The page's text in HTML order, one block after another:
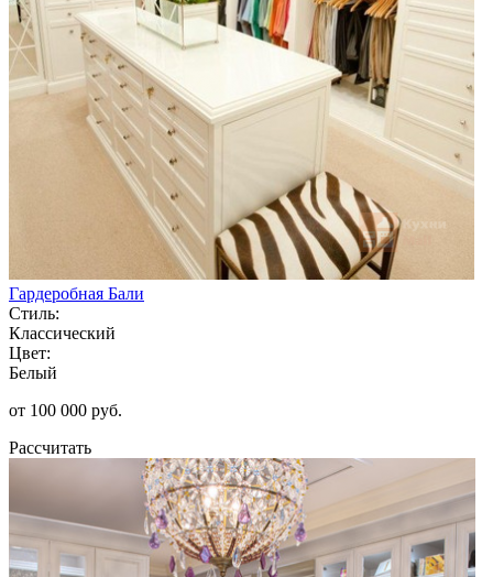
Гардеробная Бали
Стиль:
Классический
Цвет:
Белый
от 100 000 руб.
Рассчитать